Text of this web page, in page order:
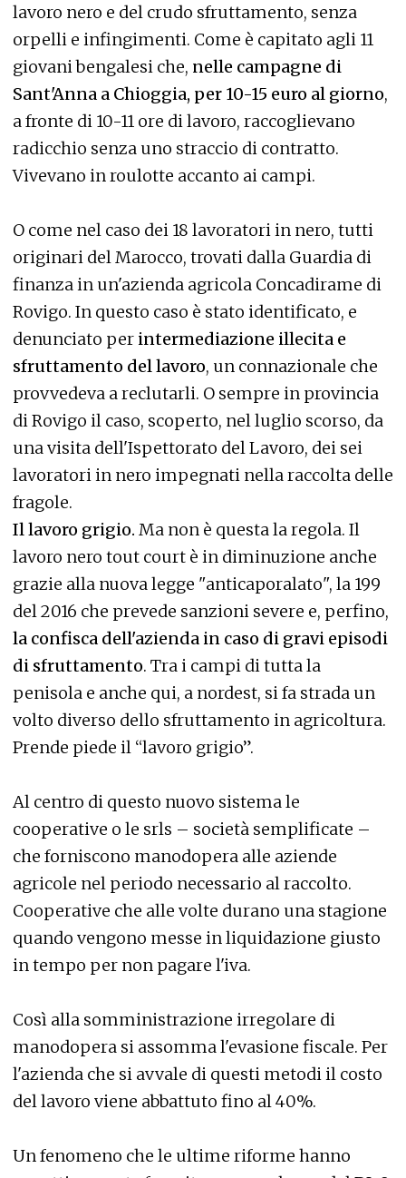
lavoro nero e del crudo sfruttamento, senza
orpelli e infingimenti. Come è capitato agli 11
giovani bengalesi che, nelle campagne di
Sant'Anna a Chioggia, per 10-15 euro al giorno,
a fronte di 10-11 ore di lavoro, raccoglievano
radicchio senza uno straccio di contratto.
Vivevano in roulotte accanto ai campi.
O come nel caso dei 18 lavoratori in nero, tutti
originari del Marocco, trovati dalla Guardia di
finanza in un'azienda agricola Concadirame di
Rovigo. In questo caso è stato identificato, e
denunciato per intermediazione illecita e
sfruttamento del lavoro, un connazionale che
provvedeva a reclutarli. O sempre in provincia
di Rovigo il caso, scoperto, nel luglio scorso, da
una visita dell'Ispettorato del Lavoro, dei sei
lavoratori in nero impegnati nella raccolta delle
fragole.
Il lavoro grigio. Ma non è questa la regola. Il
lavoro nero tout court è in diminuzione anche
grazie alla nuova legge "anticaporalato", la 199
del 2016 che prevede sanzioni severe e, perfino,
la confisca dell'azienda in caso di gravi episodi
di sfruttamento. Tra i campi di tutta la
penisola e anche qui, a nordest, si fa strada un
volto diverso dello sfruttamento in agricoltura.
Prende piede il “lavoro grigio”.
Al centro di questo nuovo sistema le
cooperative o le srls – società semplificate –
che forniscono manodopera alle aziende
agricole nel periodo necessario al raccolto.
Cooperative che alle volte durano una stagione
quando vengono messe in liquidazione giusto
in tempo per non pagare l'iva.
Così alla somministrazione irregolare di
manodopera si assomma l'evasione fiscale. Per
l'azienda che si avvale di questi metodi il costo
del lavoro viene abbattuto fino al 40%.
Un fenomeno che le ultime riforme hanno